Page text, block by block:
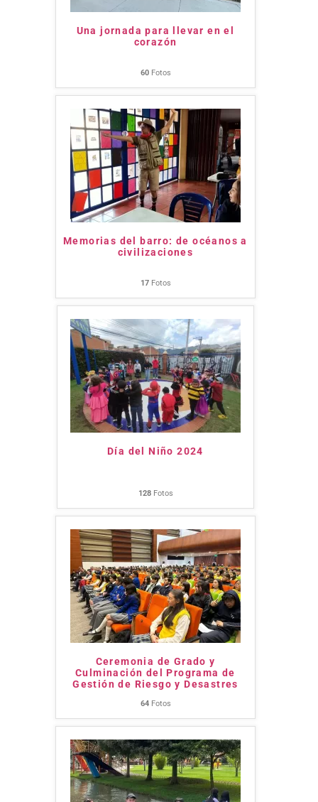
Una jornada para llevar en el
corazón
60Fotos
Memorias del barro: de océanos a
civilizaciones
17Fotos
Día del Niño 2024
128Fotos
Ceremonia de Grado y
Culminación del Programa de
Gestión de Riesgo y Desastres
64Fotos